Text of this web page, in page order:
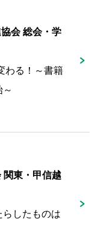
会 総会・学
わる！～書籍
関東・甲信越
したものは